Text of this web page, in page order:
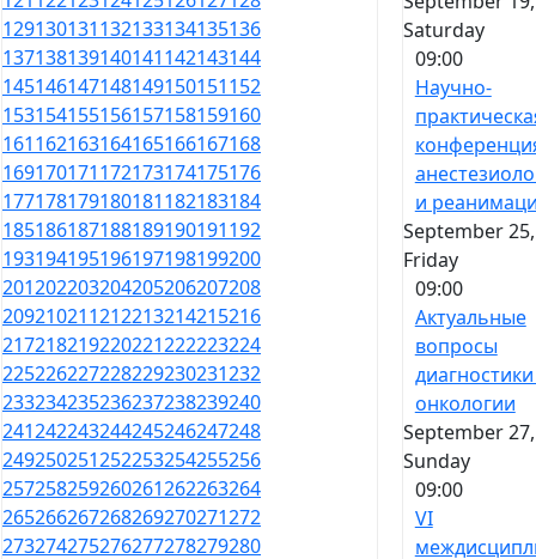
129130131132133134135136
137138139140141142143144
145146147148149150151152
153154155156157158159160
161162163164165166167168
169170171172173174175176
177178179180181182183184
185186187188189190191192
193194195196197198199200
201202203204205206207208
209210211212213214215216
217218219220221222223224
225226227228229230231232
233234235236237238239240
241242243244245246247248
249250251252253254255256
257258259260261262263264
265266267268269270271272
273274275276277278279280
Saturday
09:00
Научно-
и
September
Friday
09:00
Актуальные
вопросы
онкологии
September
Sunday
09:00
VI